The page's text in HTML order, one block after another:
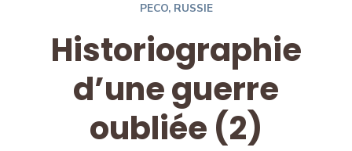
PECO, RUSSIE
Historiographie
d’une guerre
oubliée (2)